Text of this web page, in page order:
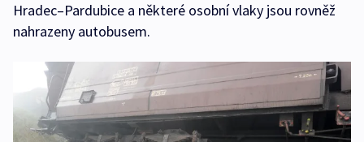
Hradec–Pardubice a některé osobní vlaky jsou rovněž
nahrazeny autobusem.